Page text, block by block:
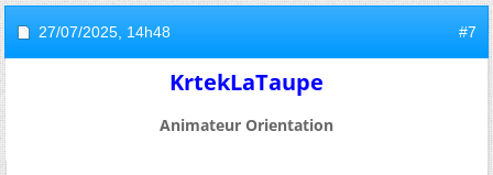
27/07/2025, 14h48 #7
KrtekLaTaupe
Animateur Orientation